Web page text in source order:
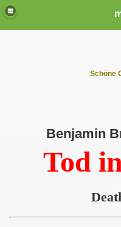
Schöne
Benjamin
Tod